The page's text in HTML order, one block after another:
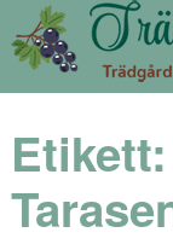
Etikett: